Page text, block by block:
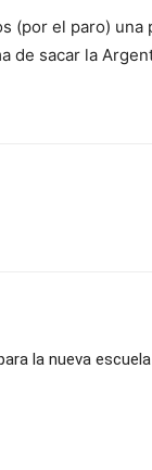
(por el paro)
de sacar la
la nueva escuela